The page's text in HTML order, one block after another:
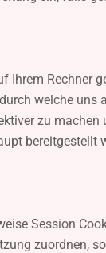
Rechner
welche
zu
Session
zuordnen,